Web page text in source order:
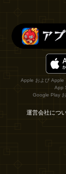
Apple および Apple
App
Google Play
運営会社につ